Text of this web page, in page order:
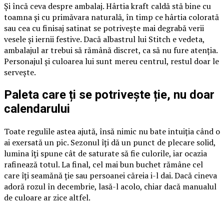
Și încă ceva despre ambalaj. Hârtia kraft caldă stă bine cu
toamna și cu primăvara naturală, în timp ce hârtia colorată
sau cea cu finisaj satinat se potrivește mai degrabă verii
vesele și iernii festive. Dacă albastrul lui Stitch e vedeta,
ambalajul ar trebui să rămână discret, ca să nu fure atenția.
Personajul și culoarea lui sunt mereu centrul, restul doar le
servește.
Paleta care ți se potrivește ție, nu doar
calendarului
Toate regulile astea ajută, însă nimic nu bate intuiția când o
ai exersată un pic. Sezonul îți dă un punct de plecare solid,
lumina îți spune cât de saturate să fie culorile, iar ocazia
rafinează totul. La final, cel mai bun buchet rămâne cel
care îți seamănă ție sau persoanei căreia i-l dai. Dacă cineva
adoră rozul în decembrie, lasă-l acolo, chiar dacă manualul
de culoare ar zice altfel.